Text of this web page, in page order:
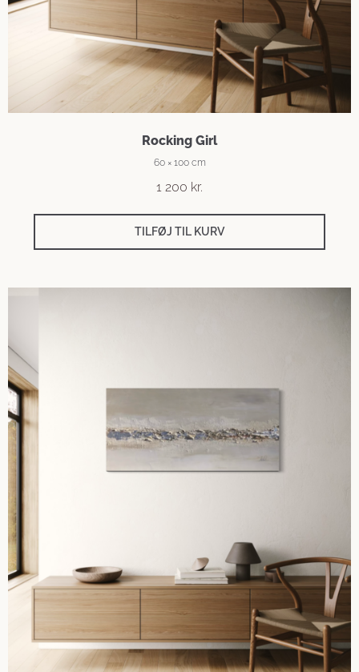
Rocking Girl
60 × 100 cm
1 200 kr.
TILFØJ TIL KURV